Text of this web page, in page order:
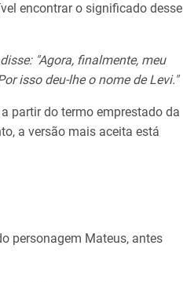
encontrar o significado desse
"Agora, finalmente, meu
isso deu-lhe o nome de Levi."
partir do termo emprestado da
a versão mais aceita está
personagem Mateus, antes